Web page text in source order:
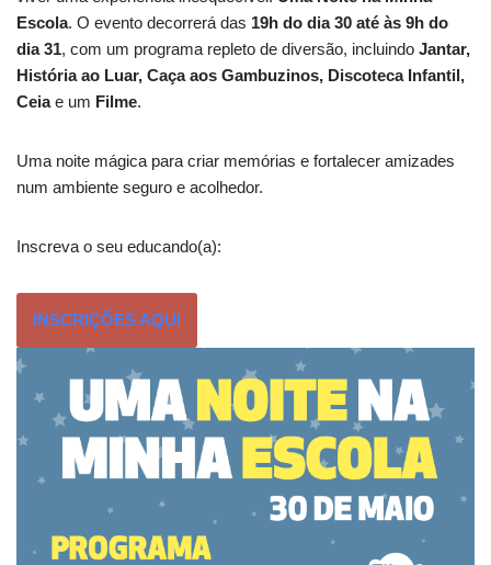
Escola. O evento decorrerá das 19h do dia 30 até às 9h do
dia 31, com um programa repleto de diversão, incluindo Jantar,
História ao Luar, Caça aos Gambuzinos, Discoteca Infantil,
Ceiae um Filme.
Uma noite mágica para criar memórias e fortalecer amizades
num ambiente seguro e acolhedor.
Inscreva o seu educando(a):
INSCRIÇÕES AQUI